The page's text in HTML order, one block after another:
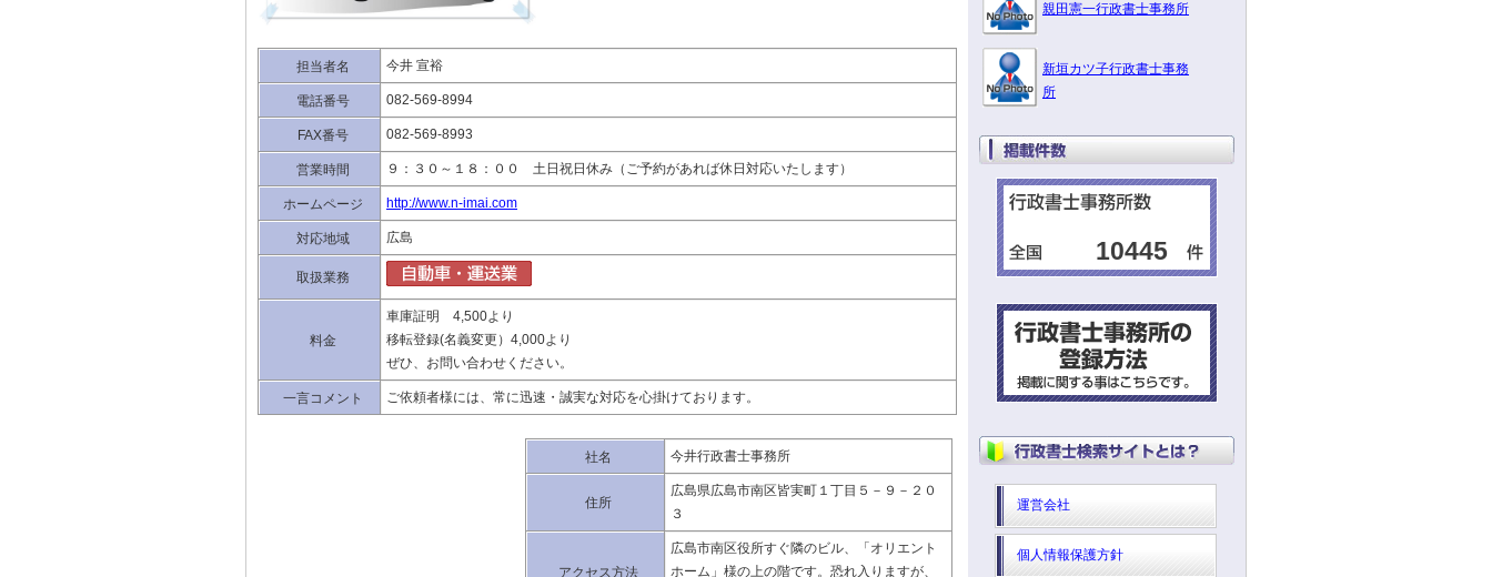
担当者名 今井 宣裕
電話番号 082-569-8994
FAX番号 082-569-8993
営業時間 ９：３０～１８：００ 土日祝日休み（ご予約があれば休日対応いたします）
ホームページ http://www.n-imai.com
対応地域 広島
取扱業務
料金
車庫証明 4,500より
移転登録(名義変更）4,000より
ぜひ、お問い合わせください。
一言コメント ご依頼者様には、常に迅速・誠実な対応を心掛けております。
社名 今井行政書士事務所
住所
広島県広島市南区皆実町１丁目５－９－２０
３
アクセス方法
広島市南区役所すぐ隣のビル、「オリエント
ホーム」様の上の階です。恐れ入りますが、
親田憲一行政書士事務所
新垣カツ子行政書士事務
所
10445
運営会社
個人情報保護方針